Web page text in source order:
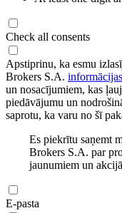
Check all consents
Apstiprinu, ka esmu
Brokers S.A.
un nosacījumiem, kas
piedāvājumu un
saprotu, ka varu no šī
Es piekrītu saņemt
Brokers S.A. par
jaunumiem un
E-pasta